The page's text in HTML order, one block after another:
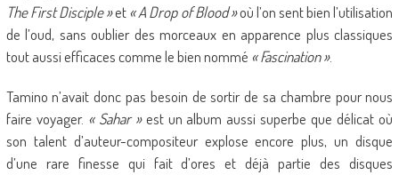
The First Disciple »et« A Drop of Blood »où l’on sent bien l’utilisation
de l’oud, sans oublier des morceaux en apparence plus classiques
tout aussi efficaces comme le bien nommé « Fascination ».
Tamino n’avait donc pas besoin de sortir de sa chambre pour nous
faire voyager. « Sahar »est un album aussi superbe que délicat où
son talent d’auteur-compositeur explose encore plus, un disque
d’une rare finesse qui fait d’ores et déjà partie des disques